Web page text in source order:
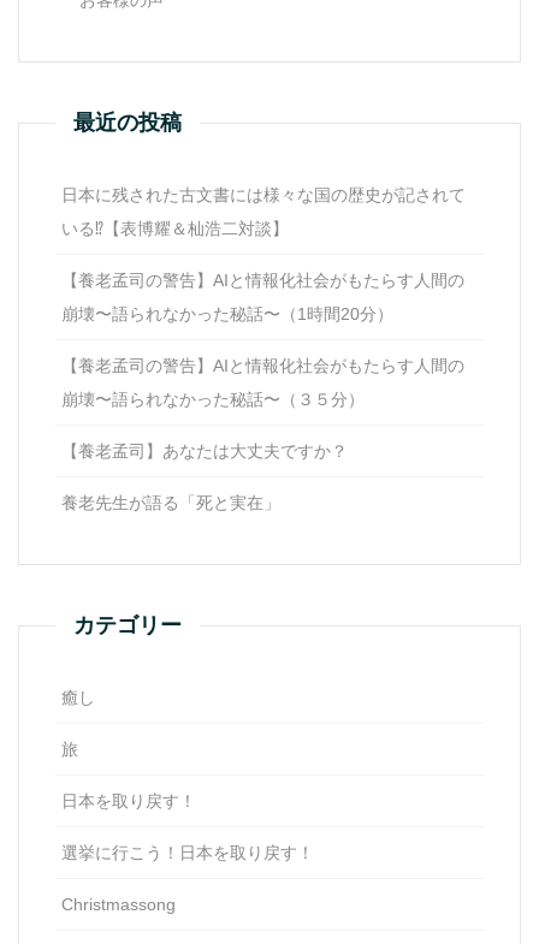
最近の投稿
日本に残された古文書には様々な国の歴史が記されて
いる⁉【表博耀＆杣浩二対談】
【養老孟司の警告】AIと情報化社会がもたらす人間の
崩壊〜語られなかった秘話〜（1時間20分）
【養老孟司の警告】AIと情報化社会がもたらす人間の
崩壊〜語られなかった秘話〜（３５分）
【養老孟司】あなたは大丈夫ですか？
養老先生が語る「死と実在」
カテゴリー
癒し
旅
日本を取り戻す！
選挙に行こう！日本を取り戻す！
Christmassong